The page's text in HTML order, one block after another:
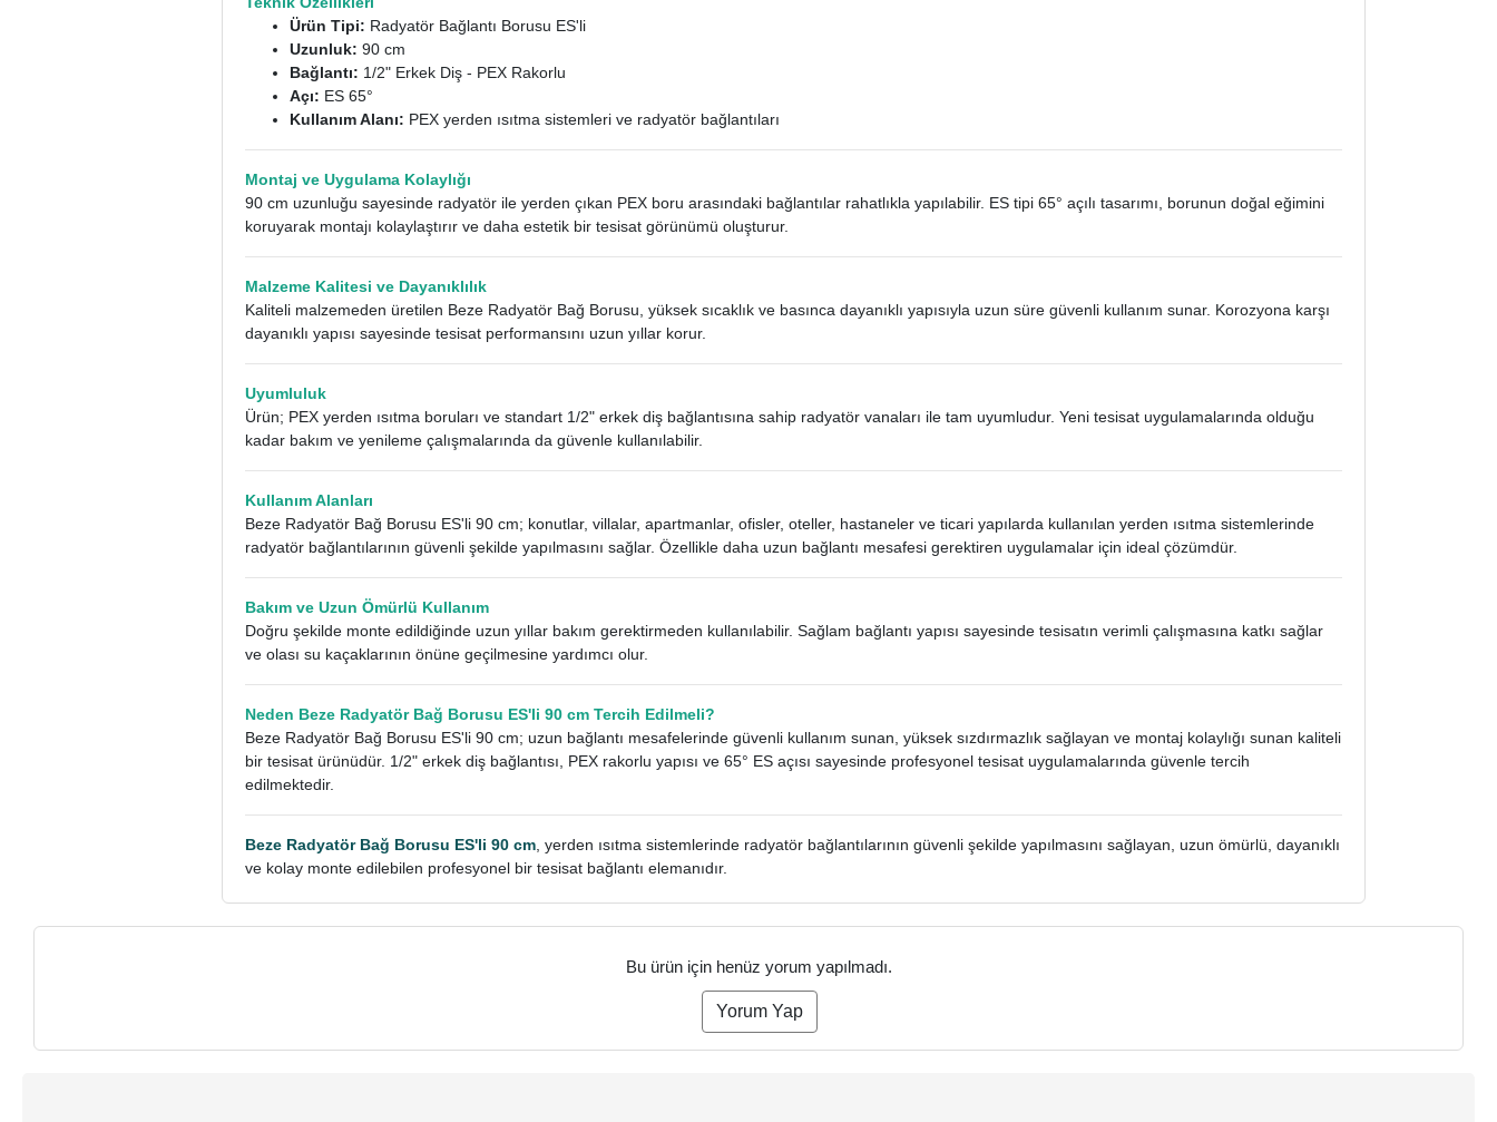
Ürün Tipi: Radyatör Bağlantı Borusu ES'li
Uzunluk: 90 cm
Bağlantı: 1/2" Erkek Diş - PEX Rakorlu
Açı: ES 65°
Kullanım Alanı: PEX yerden ısıtma sistemleri ve radyatör bağlantıları
Montaj ve Uygulama Kolaylığı
90 cm uzunluğu sayesinde radyatör ile yerden çıkan PEX boru arasındaki bağlantılar rahatlıkla yapılabilir. ES tipi 65° açılı tasarımı, borunun doğal eğimini
koruyarak montajı kolaylaştırır ve daha estetik bir tesisat görünümü oluşturur.
Malzeme Kalitesi ve Dayanıklılık
Kaliteli malzemeden üretilen Beze Radyatör Bağ Borusu, yüksek sıcaklık ve basınca dayanıklı yapısıyla uzun süre güvenli kullanım sunar. Korozyona karşı
dayanıklı yapısı sayesinde tesisat performansını uzun yıllar korur.
Uyumluluk
Ürün; PEX yerden ısıtma boruları ve standart 1/2" erkek diş bağlantısına sahip radyatör vanaları ile tam uyumludur. Yeni tesisat uygulamalarında olduğu
kadar bakım ve yenileme çalışmalarında da güvenle kullanılabilir.
Kullanım Alanları
Beze Radyatör Bağ Borusu ES'li 90 cm; konutlar, villalar, apartmanlar, ofisler, oteller, hastaneler ve ticari yapılarda kullanılan yerden ısıtma sistemlerinde
radyatör bağlantılarının güvenli şekilde yapılmasını sağlar. Özellikle daha uzun bağlantı mesafesi gerektiren uygulamalar için ideal çözümdür.
Bakım ve Uzun Ömürlü Kullanım
Doğru şekilde monte edildiğinde uzun yıllar bakım gerektirmeden kullanılabilir. Sağlam bağlantı yapısı sayesinde tesisatın verimli çalışmasına katkı sağlar
ve olası su kaçaklarının önüne geçilmesine yardımcı olur.
Neden Beze Radyatör Bağ Borusu ES'li 90 cm Tercih Edilmeli?
Beze Radyatör Bağ Borusu ES'li 90 cm; uzun bağlantı mesafelerinde güvenli kullanım sunan, yüksek sızdırmazlık sağlayan ve montaj kolaylığı sunan kaliteli
bir tesisat ürünüdür. 1/2" erkek diş bağlantısı, PEX rakorlu yapısı ve 65° ES açısı sayesinde profesyonel tesisat uygulamalarında güvenle tercih
edilmektedir.
Beze Radyatör Bağ Borusu ES'li 90 cm , yerden ısıtma sistemlerinde radyatör bağlantılarının güvenli şekilde yapılmasını sağlayan, uzun ömürlü, dayanıklı
ve kolay monte edilebilen profesyonel bir tesisat bağlantı elemanıdır.
Bu ürün için henüz yorum yapılmadı.
Yorum Yap